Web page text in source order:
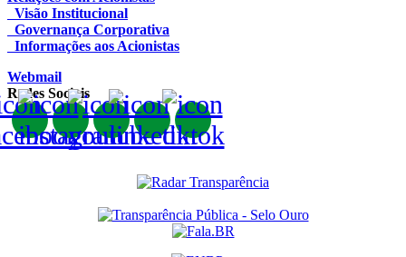
Visão Institucional
Governança Corporativa
Informações aos Acionistas
Webmail
Redes Sociais